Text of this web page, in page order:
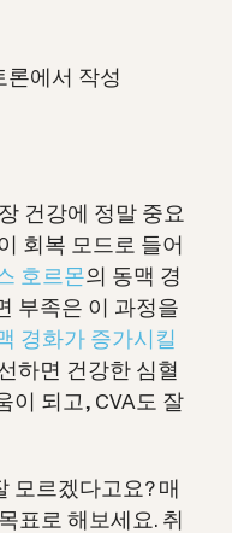
론에서 작성
건강에 정말 중요
회복 모드로 들어
호르몬의 동맥 경
부족은 이 과정을
경화가 증가시킬
하면 건강한 심혈
이 되고, CVA도 잘
모르겠다고요? 매
표로 해보세요. 취